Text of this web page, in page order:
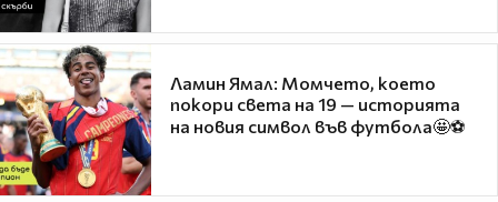
Ламин Ямал: Момчето, което
покори света на 19 — историята
на новия символ във футбола🤩⚽